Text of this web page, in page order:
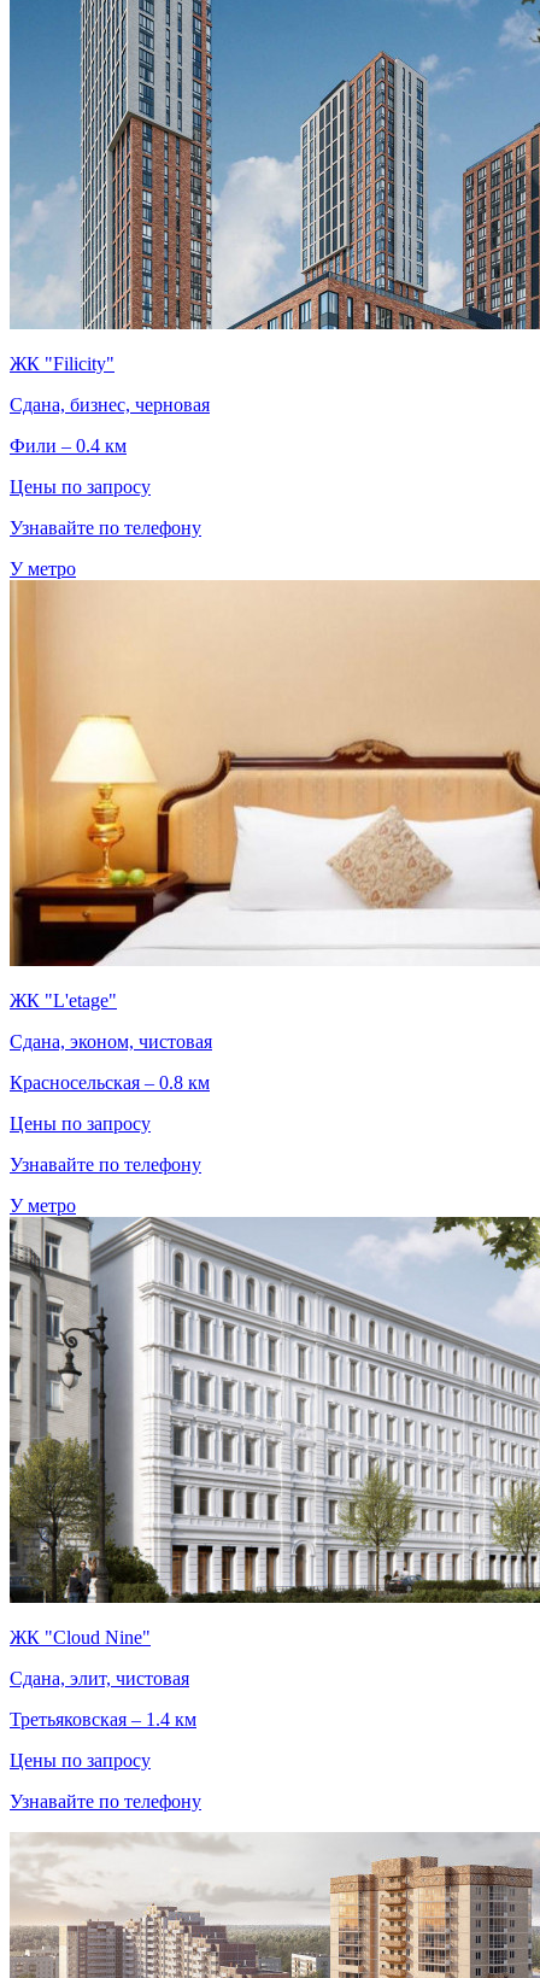
ЖК "Filicity"
Сдана, бизнес, черновая
Фили – 0.4 км
Цены по запросу
Узнавайте по телефону
У метро
ЖК "L'etage"
Сдана, эконом, чистовая
Красносельская – 0.8 км
Цены по запросу
Узнавайте по телефону
У метро
ЖК "Cloud Nine"
Сдана, элит, чистовая
Третьяковская – 1.4 км
Цены по запросу
Узнавайте по телефону